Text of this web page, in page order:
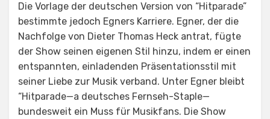
Die Vorlage der deutschen Version von “Hitparade”
bestimmte jedoch Egners Karriere. Egner, der die
Nachfolge von Dieter Thomas Heck antrat, fügte
der Show seinen eigenen Stil hinzu, indem er einen
entspannten, einladenden Präsentationsstil mit
seiner Liebe zur Musik verband. Unter Egner bleibt
“Hitparade—a deutsches Fernseh-Staple—
bundesweit ein Muss für Musikfans. Die Show